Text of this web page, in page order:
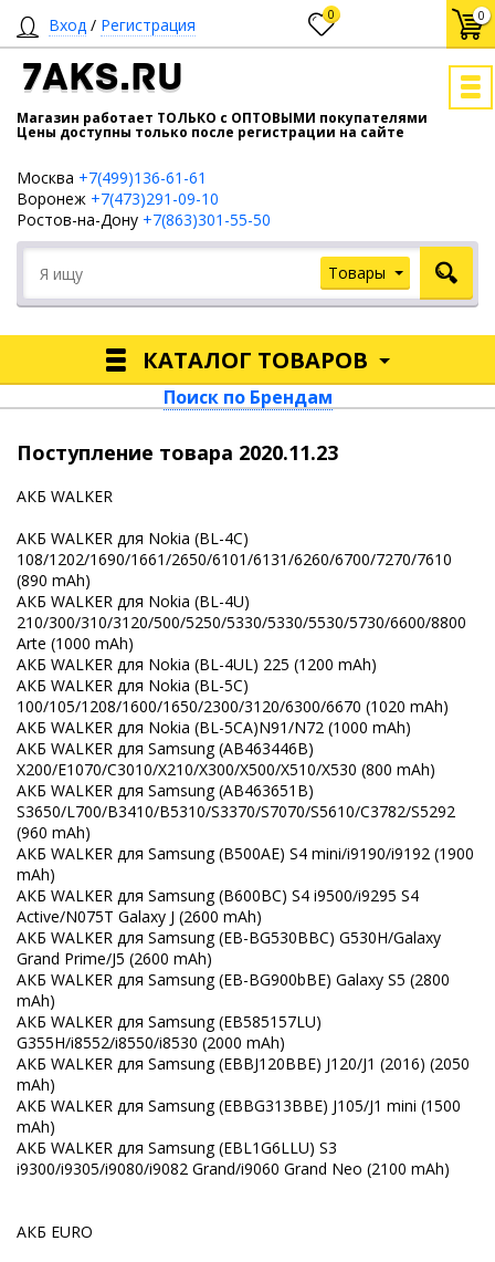
Вход / Регистрация 0 0
7AKS.RU
Магазин работает ТОЛЬКО с ОПТОВЫМИ покупателями
Цены доступны только после регистрации на сайте
Москва +7(499)136-61-61
Воронеж +7(473)291-09-10
Ростов-на-Дону +7(863)301-55-50
Товары
КАТАЛОГ ТОВАРОВ
Поиск по Брендам
Поступление товара 2020.11.23
АКБ WALKER
АКБ WALKER для Nokia (BL-4C)
108/1202/1690/1661/2650/6101/6131/6260/6700/7270/7610
(890 mAh)
АКБ WALKER для Nokia (BL-4U)
210/300/310/3120/500/5250/5330/5330/5530/5730/6600/8800
Arte (1000 mAh)
АКБ WALKER для Nokia (BL-4UL) 225 (1200 mAh)
АКБ WALKER для Nokia (BL-5C)
100/105/1208/1600/1650/2300/3120/6300/6670 (1020 mAh)
АКБ WALKER для Nokia (BL-5CA)N91/N72 (1000 mAh)
АКБ WALKER для Samsung (AB463446B)
X200/E1070/C3010/X210/X300/X500/X510/X530 (800 mAh)
АКБ WALKER для Samsung (AB463651B)
S3650/L700/B3410/B5310/S3370/S7070/S5610/C3782/S5292
(960 mAh)
АКБ WALKER для Samsung (B500AE) S4 mini/i9190/i9192 (1900
mAh)
АКБ WALKER для Samsung (B600BC) S4 i9500/i9295 S4
Active/N075T Galaxy J (2600 mAh)
АКБ WALKER для Samsung (EB-BG530BBC) G530H/Galaxy
Grand Prime/J5 (2600 mAh)
АКБ WALKER для Samsung (EB-BG900bBE) Galaxy S5 (2800
mAh)
АКБ WALKER для Samsung (EB585157LU)
G355H/i8552/i8550/i8530 (2000 mAh)
АКБ WALKER для Samsung (EBBJ120BBE) J120/J1 (2016) (2050
mAh)
АКБ WALKER для Samsung (EBBG313BBE) J105/J1 mini (1500
mAh)
АКБ WALKER для Samsung (EBL1G6LLU) S3
i9300/i9305/i9080/i9082 Grand/i9060 Grand Neo (2100 mAh)
АКБ EURO